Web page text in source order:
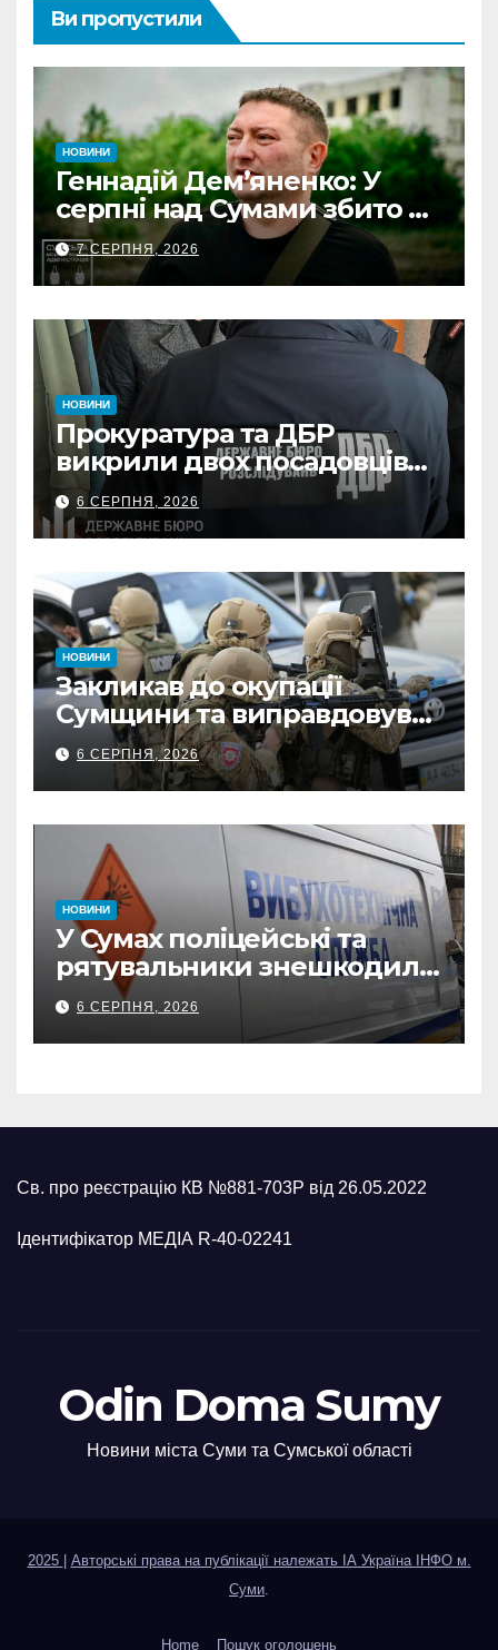
Ви пропустили
НОВИНИ
Геннадій Дем’яненко: У
серпні над Сумами збито 6
КАБів
7 СЕРПНЯ, 2026
НОВИНИ
Прокуратура та ДБР
викрили двох посадовців
ДПС Сумщини на вимаганні
неправомірної вигоди у
ФОПа
6 СЕРПНЯ, 2026
НОВИНИ
Закликав до окупації
Сумщини та виправдовував
обстріли: СБУ викрила
прокремлівського агітатора
з Охтирки
6 СЕРПНЯ, 2026
НОВИНИ
У Сумах поліцейські та
рятувальники знешкодили
500-кілограмову авіабомбу
росіян
6 СЕРПНЯ, 2026
Св. про реєстрацію КВ №881-703Р від 26.05.2022
Ідентифікатор МЕДІА R-40-02241
Odin Doma Sumy
Новини міста Суми та Сумської області
2025
Авторські права на публікації належать ІА Україна ІНФО м.
Суми.
Home Пошук оголошень